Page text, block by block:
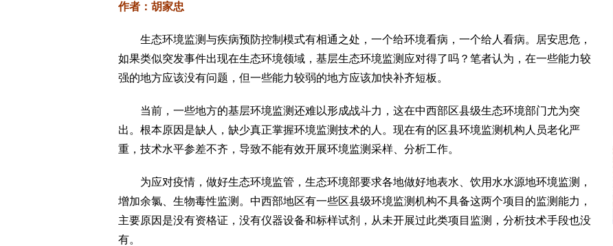
作者：胡家忠
生态环境监测与疾病预防控制模式有相通之处，一个给环境看病，一个给人看病。居安思危，
如果类似突发事件出现在生态环境领域，基层生态环境监测应对得了吗？笔者认为，在一些能力较
强的地方应该没有问题，但一些能力较弱的地方应该加快补齐短板。
当前，一些地方的基层环境监测还难以形成战斗力，这在中西部区县级生态环境部门尤为突
出。根本原因是缺人，缺少真正掌握环境监测技术的人。现在有的区县环境监测机构人员老化严
重，技术水平参差不齐，导致不能有效开展环境监测采样、分析工作。
为应对疫情，做好生态环境监管，生态环境部要求各地做好地表水、饮用水水源地环境监测，
增加余氯、生物毒性监测。中西部地区有一些区县级环境监测机构不具备这两个项目的监测能力，
主要原因是没有资格证，没有仪器设备和标样试剂，从未开展过此类项目监测，分析技术手段也没
有。